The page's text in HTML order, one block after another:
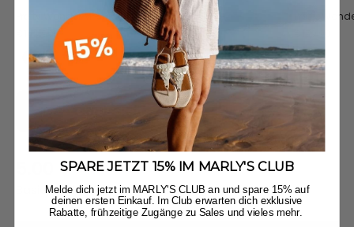
Pretty Wonder M - Black
Angebot
BlackCrema
Pretty
Jetzt entdecken
Basierend auf 25 Bewertungen
New content loaded
SPARE JETZT 15% IM MARLY'S CLUB
Melde dich jetzt im MARLY'S CLUB an und spare 15% auf
deinen ersten Einkauf. Im Club erwarten dich exklusive
Rabatte, frühzeitige Zugänge zu Sales und vieles mehr.